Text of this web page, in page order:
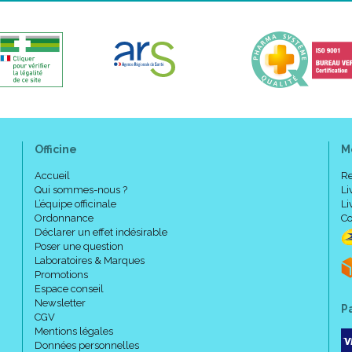
Plusieurs fois par jour - 7 jours/7.
Nettoyez délicatement la
Séchez délicatement sans
Utilisez ensuite un soin de la
Convient dès la naissance,
Pour des raisons d’
Officine
Accueil
Qui sommes-nous ?
L’équipe officinale
Ordonnance
Déclarer un effet indésirable
Poser une question
Laboratoires & Marques
Promotions
Espace conseil
Newsletter
CGV
Mentions légales
Données personnelles